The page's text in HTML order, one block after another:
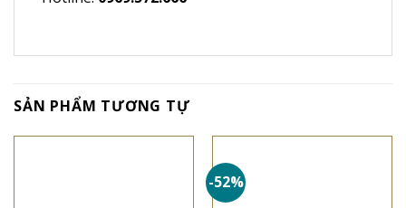
SẢN PHẨM TƯƠNG TỰ
-52%